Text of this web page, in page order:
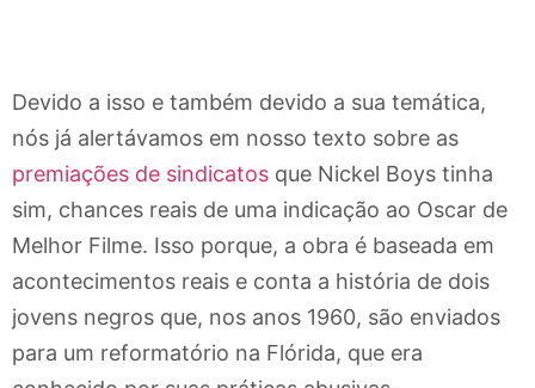
Devido a isso e também devido a sua temática,
nós já alertávamos em nosso texto sobre as
premiações de sindicatos que Nickel Boys tinha
sim, chances reais de uma indicação ao Oscar de
Melhor Filme. Isso porque, a obra é baseada em
acontecimentos reais e conta a história de dois
jovens negros que, nos anos 1960, são enviados
para um reformatório na Flórida, que era